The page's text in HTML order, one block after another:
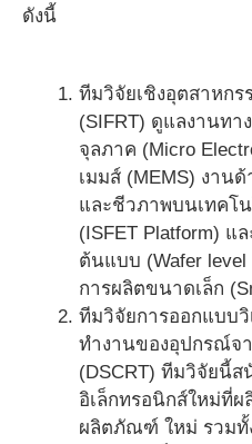
ดังนี้
ทีมวิจัยเชิงอุตสาหก
(SIFRT) ดูแลงานทา
จุลภาค (Micro
เมมส์ (MEMS) งาน
และชีวภาพบนเทคโ
(ISFET Platform) แ
ต้นแบบ (Wafer level
การผลิตขนาดเล็ก
ทีมวิจัยการออกแบบวิ
ทำงานของอุปกรณ์จ
(DSCRT) ทีมวิจัยนี้
อิเล็กทรอนิกส์ใหม่ที่ผ
ผลิตภัณฑ์ ใหม่ รวมทั้